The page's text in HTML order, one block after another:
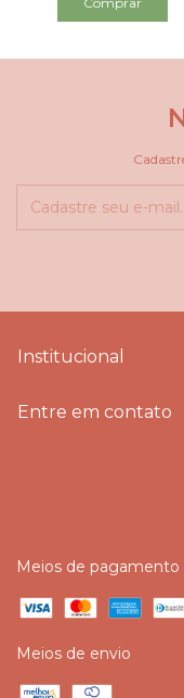
Institucional
Entre em contato
Meios de pagamento
Meios de envio